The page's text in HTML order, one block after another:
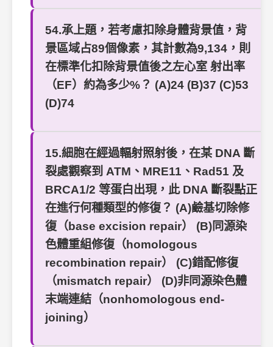
54.承上題，若考慮扣除身體背景值，背
景區域占89個像素，其計數為9,134，則
在標準化扣除背景值後之左心室 射出率
（EF）約為多少%？ (A)24 (B)37 (C)53
(D)74
15.細胞在經過輻射照射後，在某 DNA 斷
裂處觀察到 ATM、MRE11、Rad51 及
BRCA1/2 等蛋白出現，此 DNA 斷裂點正
在進行何種類型的修復？ (A)鹼基切除修
復（base excision repair） (B)同源染
色體重組修復（homologous
recombination repair） (C)錯配修復
（mismatch repair） (D)非同源染色體
末端連結（nonhomologous end-
joining）